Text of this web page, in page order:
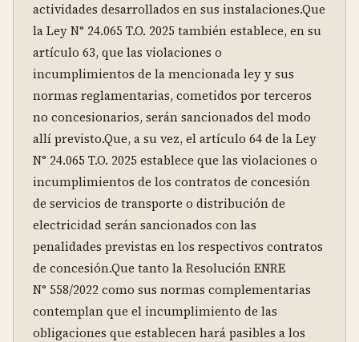
actividades desarrollados en sus instalaciones.Que
la Ley N° 24.065 T.O. 2025 también establece, en su
artículo 63, que las violaciones o
incumplimientos de la mencionada ley y sus
normas reglamentarias, cometidos por terceros
no concesionarios, serán sancionados del modo
allí previsto.Que, a su vez, el artículo 64 de la Ley
N° 24.065 T.O. 2025 establece que las violaciones o
incumplimientos de los contratos de concesión
de servicios de transporte o distribución de
electricidad serán sancionados con las
penalidades previstas en los respectivos contratos
de concesión.Que tanto la Resolución ENRE
N° 558/2022 como sus normas complementarias
contemplan que el incumplimiento de las
obligaciones que establecen hará pasibles a los